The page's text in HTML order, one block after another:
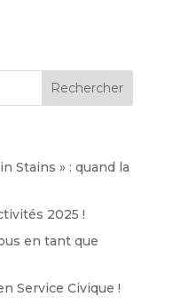
Stains » : quand la
2025 !
en tant que
Service Civique !